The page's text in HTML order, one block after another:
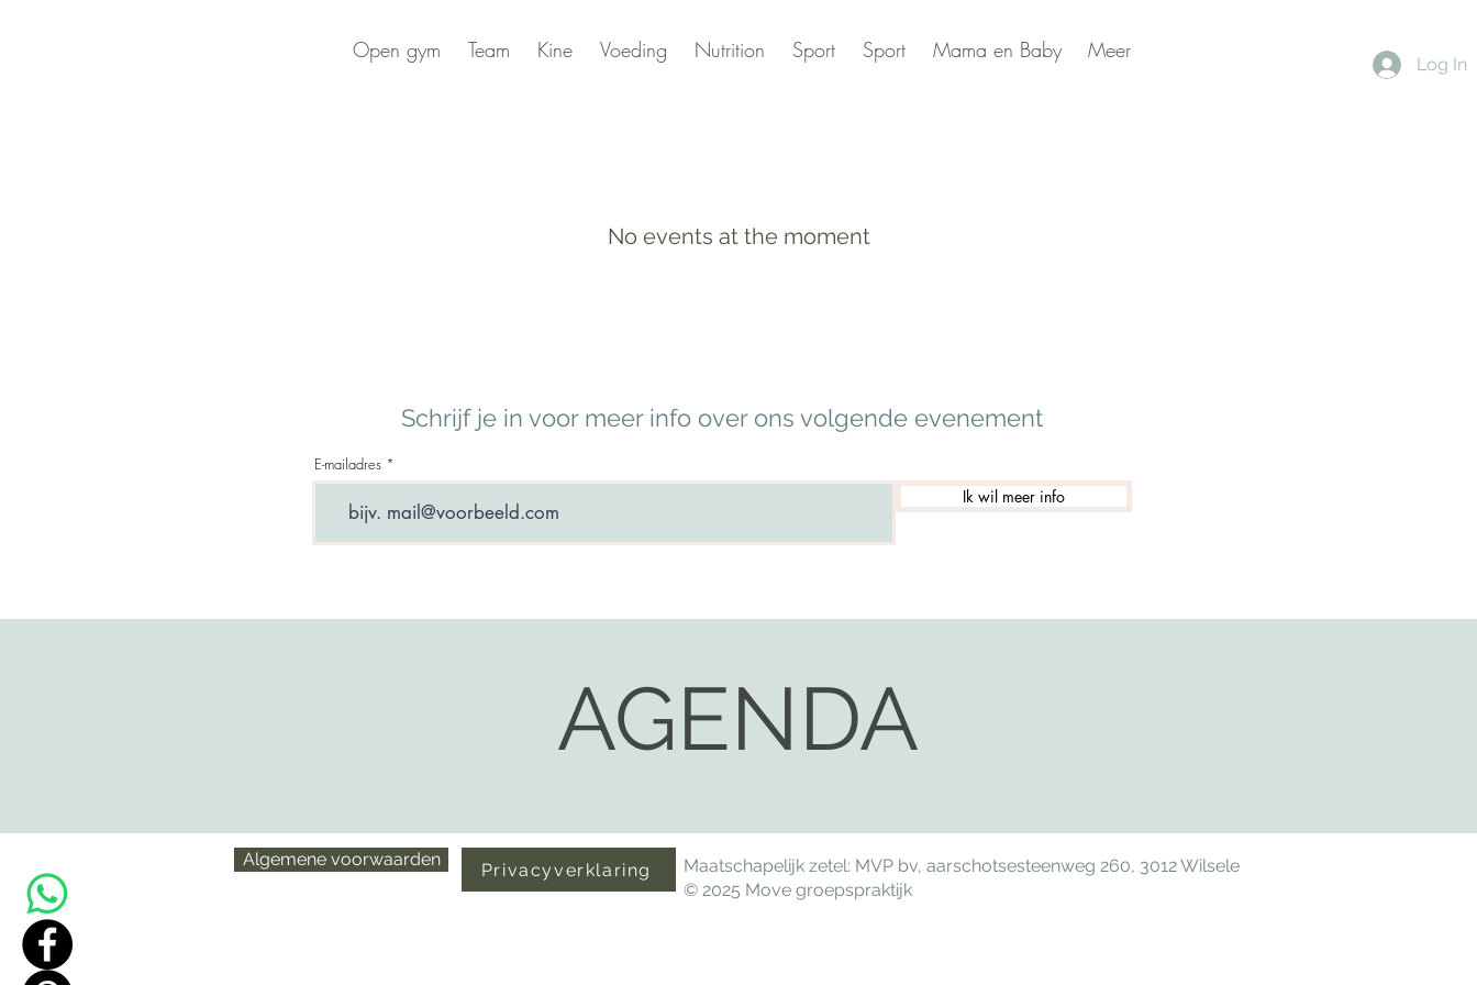
Open gym Team Kine Voeding Nutrition Sport Sport Mama en Baby Meer
Log In
No events at the moment
Schrijf je in voor meer info over ons volgende evenement
E-mailadres
Ik wil meer info
AGENDA
Algemene voorwaarden Privacyverklaring
Maatschapelijk zetel: MVP bv, aarschotsesteenweg 260, 3012 Wilsele
© 2025 Move groepspraktijk